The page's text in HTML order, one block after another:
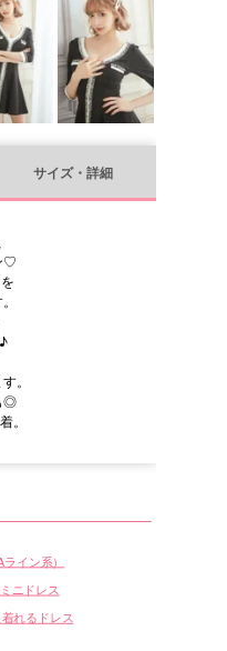
サイズ・詳細
♡
。
◎
。
イン系）
ニドレス
れるドレス